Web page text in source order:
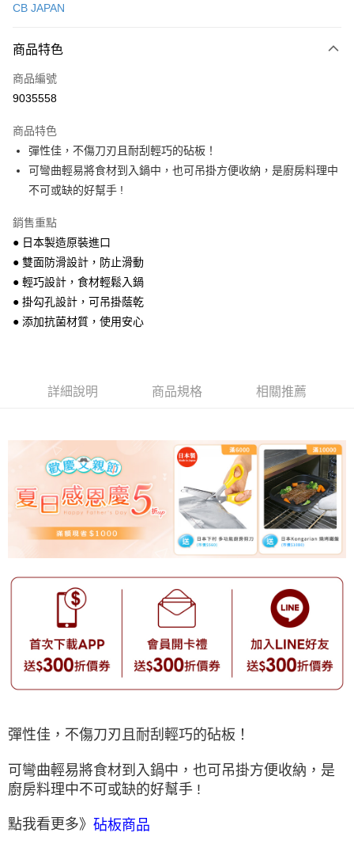
2.付款方式選擇「大哥付你分期」，訂單成立後會自動跳轉到大哥付的交易
成交易。
3.實際核准額度、可分期數及費用金額請依後續交易確認頁面所載為準。
4.訂單成立30分鐘內，如未前往確認交易或遇審核未通過，訂單將自動取
消。如遇「轉專審核」未通過狀況，表示未達大哥付你分期系統評分，恕無
法說明評估內容。
1.分期款項不併入電信帳單，「大哥付你分期」於每月結算日後寄送繳費提
2.透過簡訊連結打開帳單後，可選擇「超商條碼／台灣大直營門市／銀行轉
帳／街口支付／iPASS MONEY」等通路繳費。
【注意事項】
用戶於交易時，得透過本服務購買商品或服務，並由商店將買賣／分期付款
買賣價金債權讓與本公司後，依約使用本公司帳單繳交帳款。
2.基於同意付款使用「大哥付你分期」之契約關係目的，商店將以您的個人
資料（包含姓名、電話或地址）提供予台灣大哥大進項蒐集、處理及利用，
由本公司與您本人進行分期帳單所需資料之確認、核對及更正。
3.完整用戶服務條款，請詳閱以下連結：
每筆NT$100，滿NT$499(含以上)免運費
每筆NT$100，滿NT$499(含以上)免運費
7-11取貨付款
每筆NT$100，滿NT$499(含以上)免運費
每筆NT$100，滿NT$499(含以上)免運費
宅配【父親節大回饋】限時$299免運
每筆NT$150，滿NT$299(含以上)免運費
CB JAPAN
商品特色
商品編號
9035558
商品特色
彈性佳，不傷刀刃且耐刮輕巧的砧板！
可彎曲輕易將食材到入鍋中，也可吊掛方便收納，是廚房料理中
不可或缺的好幫手 !
銷售重點
● 日本製造原裝進口
● 雙面防滑設計，防止滑動
● 輕巧設計，食材輕鬆入鍋
● 掛勾孔設計，可吊掛蔭乾
● 添加抗菌材質，使用安心
詳細說明 商品規格 相關推薦
彈性佳，不傷刀刃且耐刮輕巧的砧板！
可彎曲輕易將食材到入鍋中，也可吊掛方便收納，是
廚房料理中不可或缺的好幫手 !
點我看更多》 砧板商品